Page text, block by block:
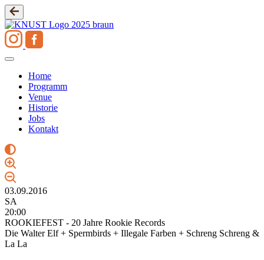
Zum
Inhalt
springen
Home
Programm
Venue
Historie
Jobs
Kontakt
03.09.2016
SA
20:00
ROOKIEFEST - 20 Jahre Rookie Records
Die Walter Elf + Spermbirds + Illegale Farben + Schreng Schreng &
La La